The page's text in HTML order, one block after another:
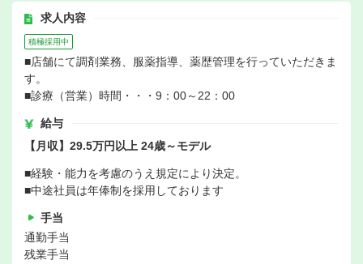
求人内容
積極採用中
■店舗にて調剤業務、服薬指導、薬歴管理を行っていただきま
す。
■診療（営業）時間・・・9：00～22：00
給与
【月収】29.5万円以上 24歳～モデル
■経験・能力を考慮のうえ規定により決定。
■中途社員は年俸制を採用しております
手当
通勤手当
残業手当